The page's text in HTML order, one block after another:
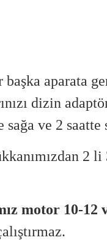
aparata
dizin
ve 2 saatte
2
motor 10-12